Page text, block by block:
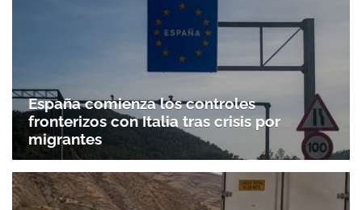
España comienza los controles
fronterizos con Italia tras crisis por
migrantes